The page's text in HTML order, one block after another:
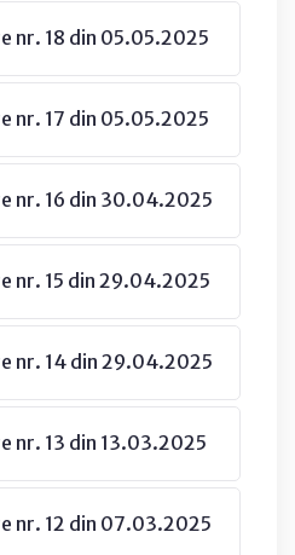
nr. 18 din 05.05.2025
nr. 17 din 05.05.2025
nr. 16 din 30.04.2025
nr. 15 din 29.04.2025
nr. 14 din 29.04.2025
nr. 13 din 13.03.2025
nr. 12 din 07.03.2025